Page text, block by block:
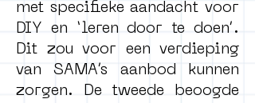
met specifieke aandacht voor
DIY en ‘leren door te doen’.
Dit zou voor een verdieping
van SAMA’s aanbod kunnen
zorgen. De tweede beoogde